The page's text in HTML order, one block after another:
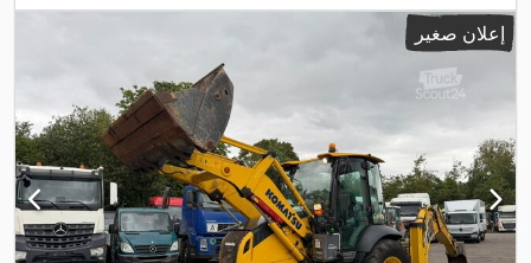
شوكة منصات, ضوضاء منخفضة, قفل التروس التفاضلية, كابينة, كمبيوتر
إعلان صغير